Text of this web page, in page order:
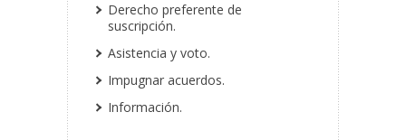
Derecho preferente de
suscripción.
Asistencia y voto.
Impugnar acuerdos.
Información.